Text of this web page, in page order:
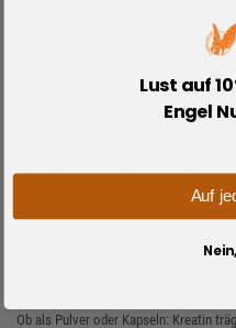
Damit dies gelingt, hält Sportnahrung
und gesundheitsbewusste Menschen
Booster pushen nicht nur den
Wer gerne nascht und darüber hinaus
für zwischendurch sucht, findet bei
die nicht nur unglaublich lecker
Ob als Pulver oder Kapseln: Kreatin
Lust auf
Engel
Auf